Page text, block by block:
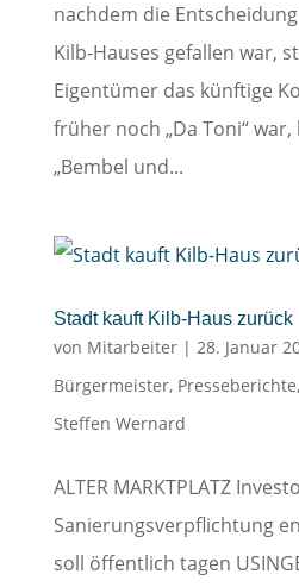
nachdem die
Kilb-Hauses gefallen war,
Eigentümer das künftige
früher noch „Da Toni“
„Bembel und...
Stadt kauft Kilb-Haus zurück
von Mitarbeiter| 28. Januar
Bürgermeister, Presseberichte,
Steffen Wernard
ALTER MARKTPLATZ
Sanierungsverpflichtung
soll öffentlich tagen